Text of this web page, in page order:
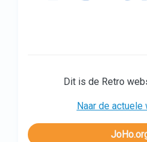
Dit is de Retro
Naar de actuele